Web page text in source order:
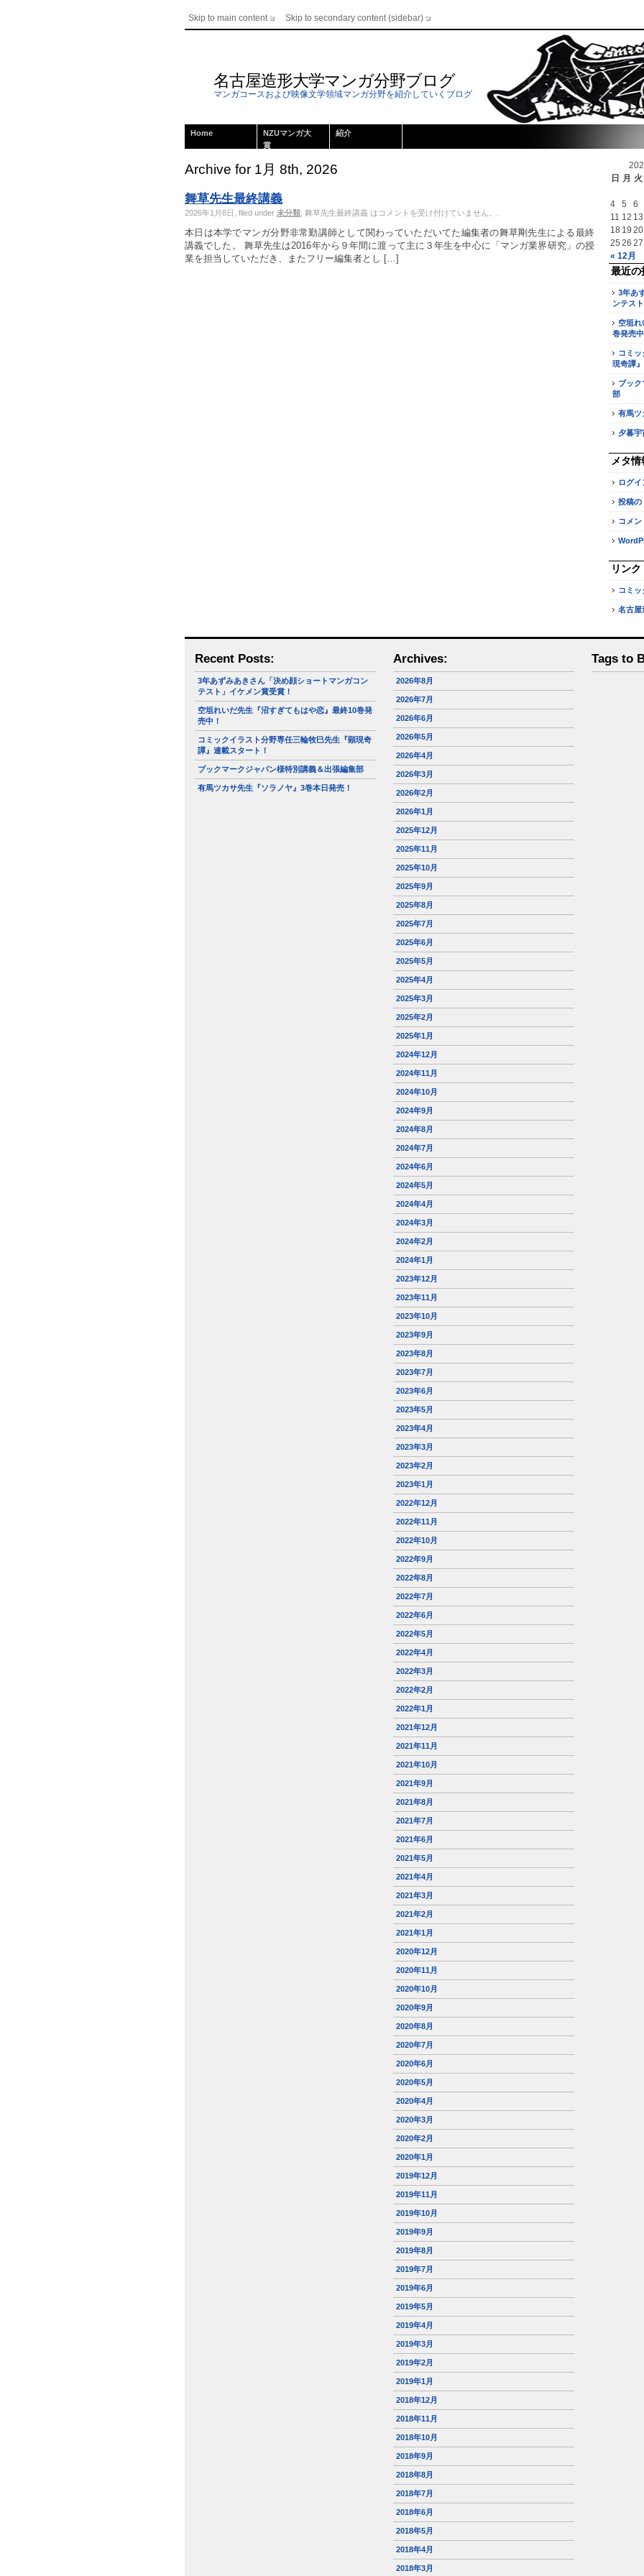
Skip to main content Skip to secondary content (sidebar)
名古屋造形大学マンガ分野ブログ
マンガコースおよび映像文学領域マンガ分野を紹介していくブログ
Home
NZUマンガ大
賞
紹介
Archive for 1月 8th, 2026
舞草先生最終講義
2026年1月8日, filed under 未分類; 舞草先生最終講義 は コメントを受け付けていません。
本日は本学でマンガ分野非常勤講師として関わっていただいてた編集者の舞草剛先生による最終
講義でした。 舞草先生は2016年から９年間に渡って主に３年生を中心に「マンガ業界研究」の授
業を担当していただき、またフリー編集者とし […]
日 月 火
« 12月
4
5 6
11 12 13
18 19 20
25 26 27
最近の
3年あ
ンテス
空垣
巻発売中
コミ
現奇譚
ブッ
部
有馬ツ
夕暮宇
メタ情
ログイ
投稿の
コメン
リンク
コミ
名古屋
Recent Posts:
3年あずみあきさん「決め顔ショートマンガコン
テスト」イケメン賞受賞！
空垣れいだ先生『沼すぎてもはや恋』最終10巻発
売中！
コミックイラスト分野専任三輪牧巳先生『顕現奇
譚』連載スタート！
ブックマークジャパン様特別講義＆出張編集部
有馬ツカサ先生『ソラノヤ』3巻本日発売！
Archives:
2026年8月
2026年7月
2026年6月
2026年5月
2026年4月
2026年3月
2026年2月
2026年1月
2025年12月
2025年11月
2025年10月
2025年9月
2025年8月
2025年7月
2025年6月
2025年5月
2025年4月
2025年3月
2025年2月
2025年1月
2024年12月
2024年11月
2024年10月
2024年9月
2024年8月
2024年7月
2024年6月
2024年5月
2024年4月
2024年3月
2024年2月
2024年1月
2023年12月
2023年11月
2023年10月
2023年9月
2023年8月
2023年7月
2023年6月
2023年5月
2023年4月
2023年3月
2023年2月
2023年1月
2022年12月
2022年11月
2022年10月
2022年9月
2022年8月
2022年7月
2022年6月
2022年5月
2022年4月
2022年3月
2022年2月
2022年1月
2021年12月
2021年11月
2021年10月
2021年9月
2021年8月
2021年7月
2021年6月
2021年5月
2021年4月
2021年3月
2021年2月
2021年1月
2020年12月
2020年11月
2020年10月
2020年9月
2020年8月
2020年7月
2020年6月
2020年5月
2020年4月
2020年3月
2020年2月
2020年1月
2019年12月
2019年11月
2019年10月
2019年9月
2019年8月
2019年7月
2019年6月
2019年5月
2019年4月
2019年3月
2019年2月
2019年1月
2018年12月
2018年11月
2018年10月
2018年9月
2018年8月
2018年7月
2018年6月
2018年5月
2018年4月
2018年3月
Tags to